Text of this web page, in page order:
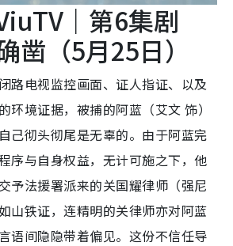
｜第6集剧
凿（5月25日）
路电视监控画面、证人指证、以及
环境证据，被捕的阿蓝（艾文 饰）
己彻头彻尾是无辜的。由于阿蓝完
序与自身权益，无计可施之下，他
予法援署派来的关国耀律师（强尼
山铁证，连精明的关律师亦对阿蓝
语间隐隐带着偏见。这份不信任导